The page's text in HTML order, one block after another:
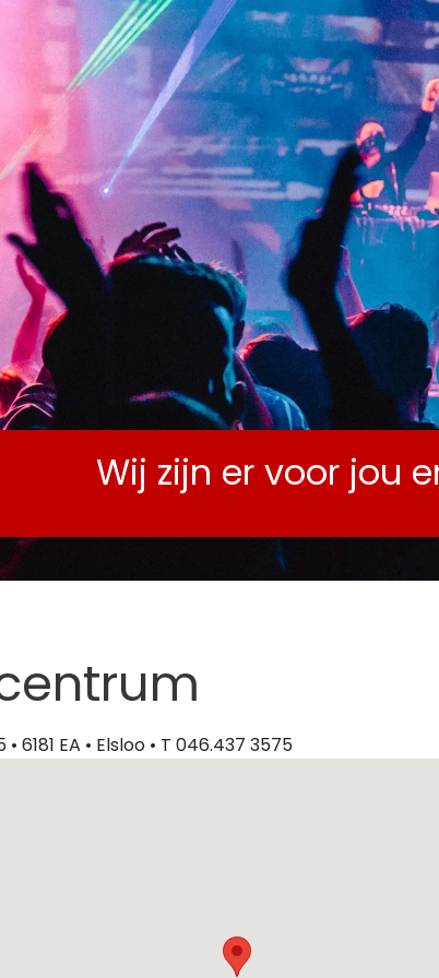
AGENDA ZALEN OVER MLC
Wij zijn er voor jou
6181 EA • Elsloo • T 046.437 3575